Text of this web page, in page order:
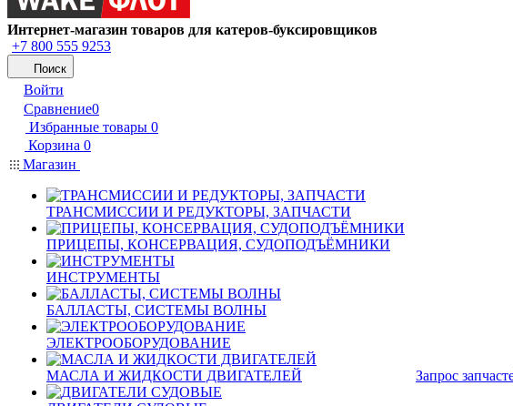
Интернет-магазин товаров для катеров-буксировщиков
+7 800 555 9253
Поиск
Войти
Сравнение0
Избранные товары 0
Корзина 0
Магазин
ТРАНСМИССИИ И РЕДУКТОРЫ, ЗАПЧАСТИ
ПРИЦЕПЫ, КОНСЕРВАЦИЯ, СУДОПОДЪЁМНИКИ
ИНСТРУМЕНТЫ
БАЛЛАСТЫ, СИСТЕМЫ ВОЛНЫ
ЭЛЕКТРООБОРУДОВАНИЕ
МАСЛА И ЖИДКОСТИ ДВИГАТЕЛЕЙ Запрос